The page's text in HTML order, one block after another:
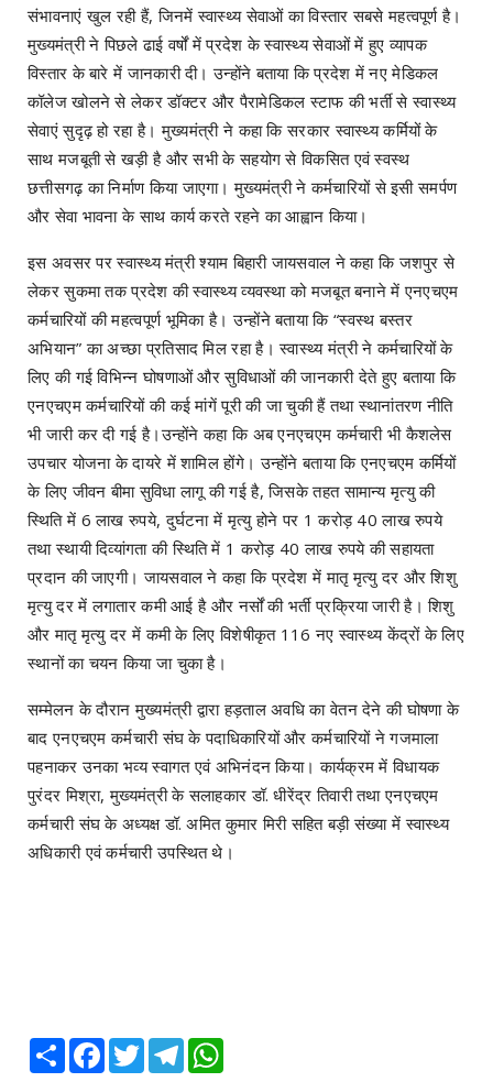
संभावनाएं खुल रही हैं, जिनमें स्वास्थ्य सेवाओं का विस्तार सबसे महत्वपूर्ण है।
मुख्यमंत्री ने पिछले ढाई वर्षों में प्रदेश के स्वास्थ्य सेवाओं में हुए व्यापक
विस्तार के बारे में जानकारी दी। उन्होंने बताया कि प्रदेश में नए मेडिकल
कॉलेज खोलने से लेकर डॉक्टर और पैरामेडिकल स्टाफ की भर्ती से स्वास्थ्य
सेवाएं सुदृढ़ हो रहा है। मुख्यमंत्री ने कहा कि सरकार स्वास्थ्य कर्मियों के
साथ मजबूती से खड़ी है और सभी के सहयोग से विकसित एवं स्वस्थ
छत्तीसगढ़ का निर्माण किया जाएगा। मुख्यमंत्री ने कर्मचारियों से इसी समर्पण
और सेवा भावना के साथ कार्य करते रहने का आह्वान किया।
इस अवसर पर स्वास्थ्य मंत्री श्याम बिहारी जायसवाल ने कहा कि जशपुर से
लेकर सुकमा तक प्रदेश की स्वास्थ्य व्यवस्था को मजबूत बनाने में एनएचएम
कर्मचारियों की महत्वपूर्ण भूमिका है। उन्होंने बताया कि “स्वस्थ बस्तर
अभियान” का अच्छा प्रतिसाद मिल रहा है। स्वास्थ्य मंत्री ने कर्मचारियों के
लिए की गई विभिन्न घोषणाओं और सुविधाओं की जानकारी देते हुए बताया कि
एनएचएम कर्मचारियों की कई मांगें पूरी की जा चुकी हैं तथा स्थानांतरण नीति
भी जारी कर दी गई है।उन्होंने कहा कि अब एनएचएम कर्मचारी भी कैशलेस
उपचार योजना के दायरे में शामिल होंगे। उन्होंने बताया कि एनएचएम कर्मियों
के लिए जीवन बीमा सुविधा लागू की गई है, जिसके तहत सामान्य मृत्यु की
स्थिति में 6 लाख रुपये, दुर्घटना में मृत्यु होने पर 1 करोड़ 40 लाख रुपये
तथा स्थायी दिव्यांगता की स्थिति में 1 करोड़ 40 लाख रुपये की सहायता
प्रदान की जाएगी। जायसवाल ने कहा कि प्रदेश में मातृ मृत्यु दर और शिशु
मृत्यु दर में लगातार कमी आई है और नर्सों की भर्ती प्रक्रिया जारी है। शिशु
और मातृ मृत्यु दर में कमी के लिए विशेषीकृत 116 नए स्वास्थ्य केंद्रों के लिए
स्थानों का चयन किया जा चुका है।
सम्मेलन के दौरान मुख्यमंत्री द्वारा हड़ताल अवधि का वेतन देने की घोषणा के
बाद एनएचएम कर्मचारी संघ के पदाधिकारियों और कर्मचारियों ने गजमाला
पहनाकर उनका भव्य स्वागत एवं अभिनंदन किया। कार्यक्रम में विधायक
पुरंदर मिश्रा, मुख्यमंत्री के सलाहकार डॉ. धीरेंद्र तिवारी तथा एनएचएम
कर्मचारी संघ के अध्यक्ष डॉ. अमित कुमार मिरी सहित बड़ी संख्या में स्वास्थ्य
अधिकारी एवं कर्मचारी उपस्थित थे।
Share Facebook
TwitterTelegram